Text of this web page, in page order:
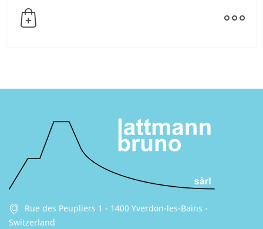
Rue des Peupliers 1 - 1400 Yverdon-les-Bains -
Switzerland